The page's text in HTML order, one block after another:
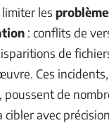
les
: conflits de
de
Ces
poussent de
avec